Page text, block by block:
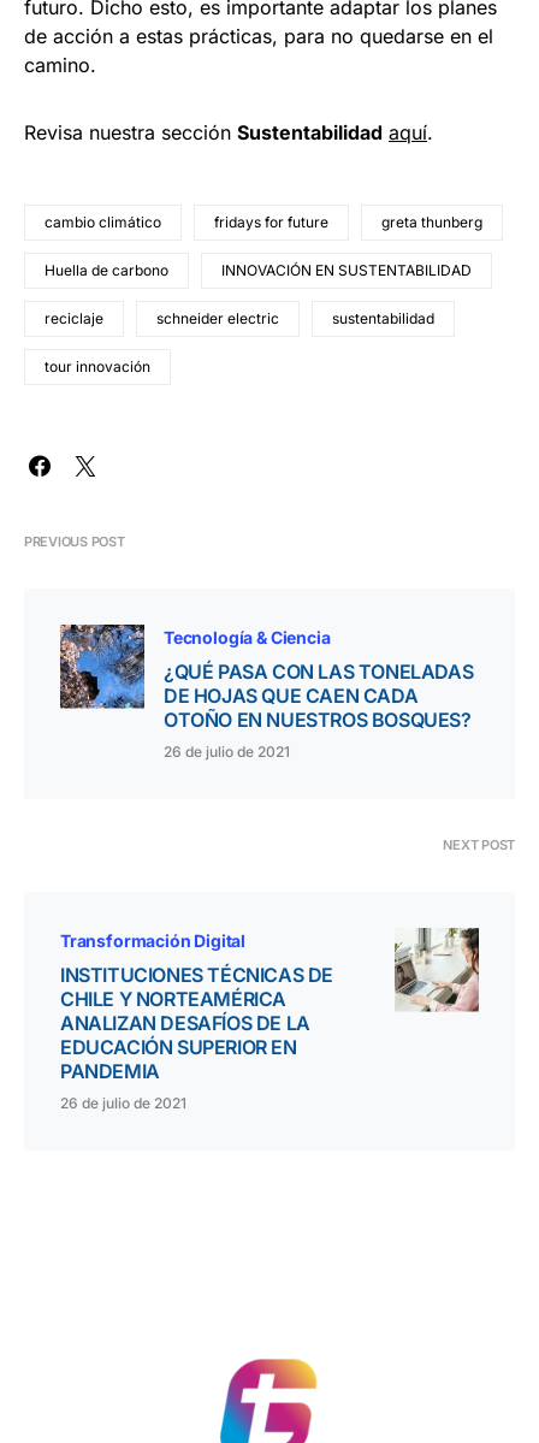
futuro. Dicho esto, es importante adaptar los planes
de acción a estas prácticas, para no quedarse en el
camino.
Revisa nuestra sección Sustentabilidad aquí.
cambio climático fridays for future greta thunberg
Huella de carbono INNOVACIÓN EN SUSTENTABILIDAD
reciclaje schneider electric sustentabilidad
tour innovación
PREVIOUS POST
Tecnología & Ciencia
¿QUÉ PASA CON LAS TONELADAS
DE HOJAS QUE CAEN CADA
OTOÑO EN NUESTROS BOSQUES?
26 de julio de 2021
NEXT POST
Transformación Digital
INSTITUCIONES TÉCNICAS DE
CHILE Y NORTEAMÉRICA
ANALIZAN DESAFÍOS DE LA
EDUCACIÓN SUPERIOR EN
PANDEMIA
26 de julio de 2021